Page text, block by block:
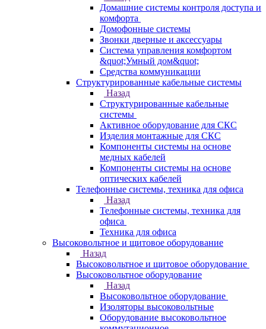
Домашние системы контроля доступа и
комфорта
Домофонные системы
Звонки дверные и аксессуары
Система управления комфортом
&quot;Умный дом&quot;
Средства коммуникации
Структурированные кабельные системы
Назад
Структурированные кабельные
системы
Активное оборудование для СКС
Изделия монтажные для СКС
Компоненты системы на основе
медных кабелей
Компоненты системы на основе
оптических кабелей
Телефонные системы, техника для офиса
Назад
Телефонные системы, техника для
офиса
Техника для офиса
Высоковольтное и щитовое оборудование
Назад
Высоковольтное и щитовое оборудование
Высоковольтное оборудование
Назад
Высоковольтное оборудование
Изоляторы высоковольтные
Оборудование высоковольтное